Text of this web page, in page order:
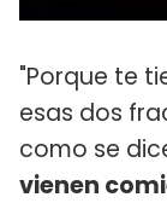
"Porque te
esas dos
como se
vienen